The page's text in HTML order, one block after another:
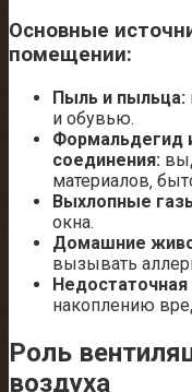
Основные
помещении:
Пыль и пыльца:
и обувью.
Формальдегид
соединения:
материалов‚
Выхлопные
окна.
Домашние
вызывать
Недостаточная
накоплению
Роль
воздуха